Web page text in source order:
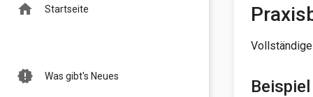
home Startseite
new_releases Was gibt's Neues